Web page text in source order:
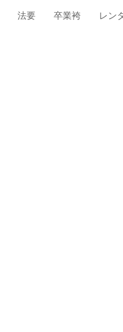
法要 卒業袴 レン